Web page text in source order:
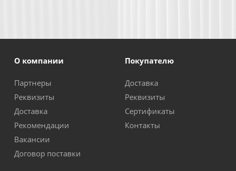
О компании
Партнеры
Реквизиты
Доставка
Рекомендации
Вакансии
Договор поставки
Покупателю
Доставка
Реквизиты
Сертификаты
Контакты